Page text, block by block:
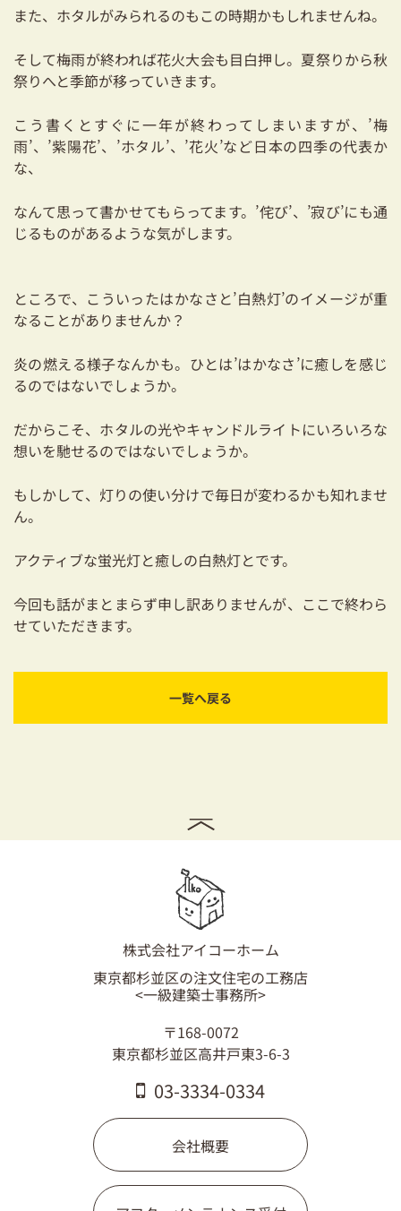
03-3334-0334
また、ホタルがみられるのもこの時期かもしれませんね。
そして梅雨が終われば花火大会も目白押し。夏祭りから秋
祭りへと季節が移っていきます。
こう書くとすぐに一年が終わってしまいますが、’梅
雨’、’紫陽花’、’ホタル’、’花火’など日本の四季の代表か
な、
なんて思って書かせてもらってます。’侘び’、’寂び’にも通
じるものがあるような気がします。
ところで、こういったはかなさと’白熱灯’のイメージが重
なることがありませんか？
炎の燃える様子なんかも。ひとは’はかなさ’に癒しを感じ
るのではないでしょうか。
だからこそ、ホタルの光やキャンドルライトにいろいろな
想いを馳せるのではないでしょうか。
もしかして、灯りの使い分けで毎日が変わるかも知れませ
ん。
アクティブな蛍光灯と癒しの白熱灯とです。
今回も話がまとまらず申し訳ありませんが、ここで終わら
せていただきます。
一覧へ戻る
株式会社アイコーホーム
東京都杉並区の注文住宅の工務店
<一級建築士事務所>
〒168-0072
東京都杉並区高井戸東3-6-3
03-3334-0334
会社概要